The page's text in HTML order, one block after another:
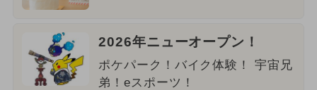
2026年ニューオープン！
ポケパーク！バイク体験！ 宇宙兄
弟！eスポーツ！